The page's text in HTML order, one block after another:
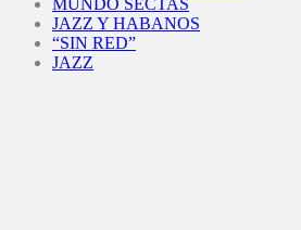
MUNDO SECTAS
JAZZ Y HABANOS
“SIN RED”
JAZZ